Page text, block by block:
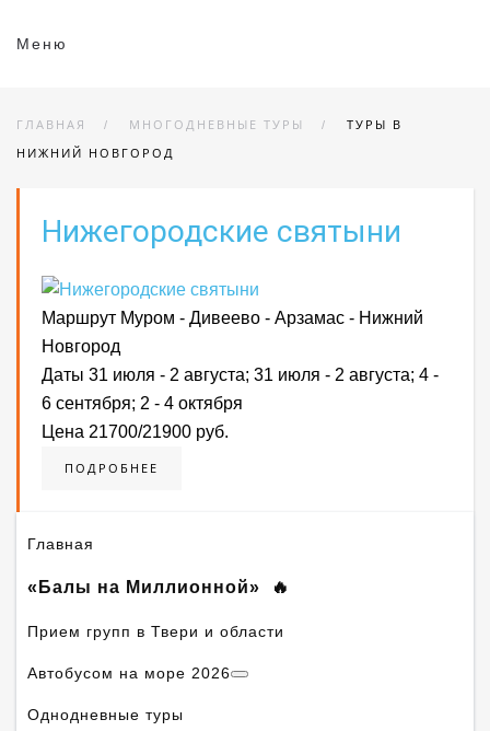
Меню
ГЛАВНАЯ МНОГОДНЕВНЫЕ ТУРЫ
ТУРЫ В
НИЖНИЙ НОВГОРОД
Нижегородские святыни
Маршрут Муром - Дивеево - Арзамас - Нижний
Новгород
Даты 31 июля - 2 августа; 31 июля - 2 августа; 4 -
6 сентября; 2 - 4 октября
Цена 21700/21900 руб.
ПОДРОБНЕЕ
Главная
«Балы на Миллионной»
Прием групп в Твери и области
Автобусом на море 2026
Однодневные туры